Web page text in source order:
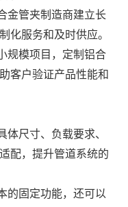
金管夹制造商建立长
化服务和及时供应。
规模项目，定制铝合
客户验证产品性能和
体尺寸、负载要求、
配，提升管道系统的
的固定功能，还可以